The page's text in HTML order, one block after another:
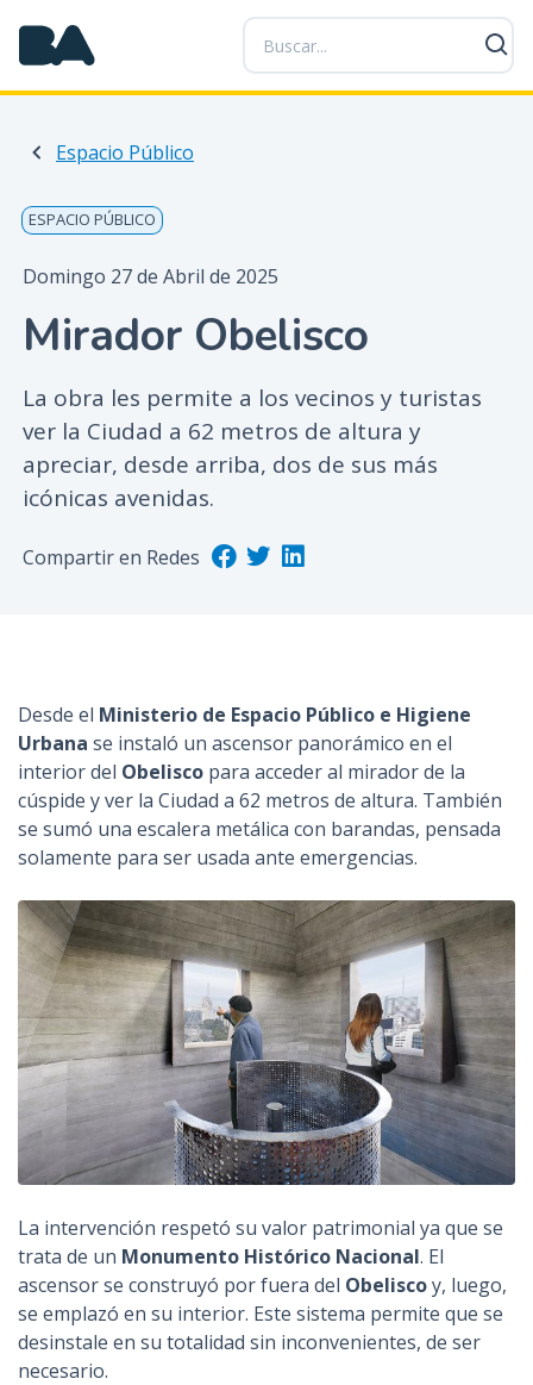
P
a
s
a
n
e
n
o
p
n
Espacio Público
ESPACIO PÚBLICO
Domingo 27 de Abril de 2025
Mirador Obelisco
La obra les permite a los vecinos y turistas
ver la Ciudad a 62 metros de altura y
apreciar, desde arriba, dos de sus más
icónicas avenidas.
Compartir en Redes
Desde el Ministerio de Espacio Público e Higiene
Urbana se instaló un ascensor panorámico en el
interior del Obelisco para acceder al mirador de la
cúspide y ver la Ciudad a 62 metros de altura. También
se sumó una escalera metálica con barandas, pensada
solamente para ser usada ante emergencias.
La intervención respetó su valor patrimonial ya que se
trata de un Monumento Histórico Nacional. El
ascensor se construyó por fuera del Obeliscoy, luego,
se emplazó en su interior. Este sistema permite que se
desinstale en su totalidad sin inconvenientes, de ser
necesario.